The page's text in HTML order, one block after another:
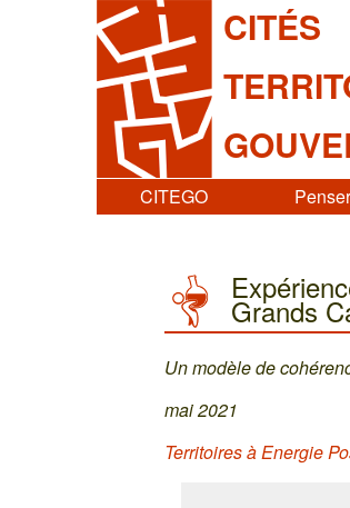
CITÉS
CITEGO
Grands
Un modèle de
mai 2021
Territoires à Energie